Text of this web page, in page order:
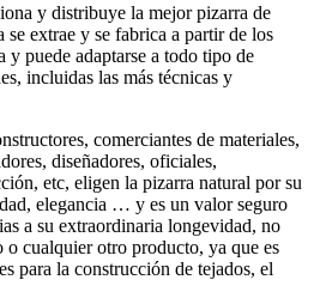
y distribuye la mejor pizarra de
se extrae y se fabrica a partir de los
y puede adaptarse a todo tipo de
incluidas las más técnicas y
comerciantes de materiales,
diseñadores, oficiales,
etc, eligen la pizarra natural por su
elegancia … y es un valor seguro
a su extraordinaria longevidad, no
o cualquier otro producto, ya que es
para la construcción de tejados, el